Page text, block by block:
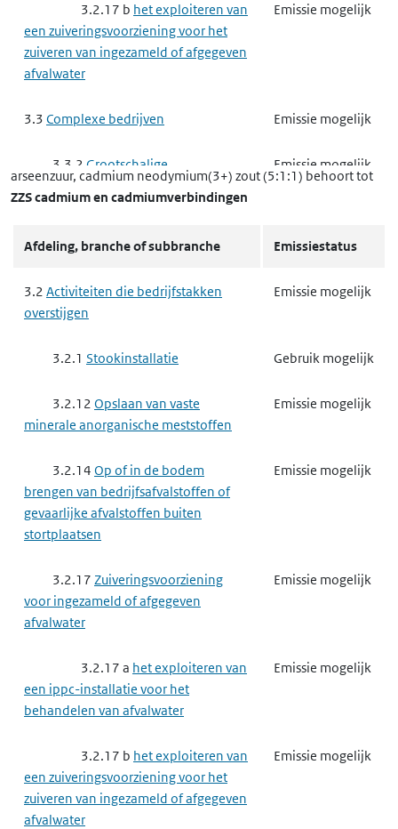
3.2.17 b het exploiteren van
een zuiveringsvoorziening voor het
zuiveren van ingezameld of afgegeven
afvalwater
Emissie mogelijk
3.3 Complexe bedrijven Emissie mogelijk
3.3.2 Grootschalige
Energieopwekking
Emissie mogelijk
Afvalwaterbehandeling
maken van steenkool of andere
3.3.6Basismetaal
3.3.6 ahet exploiteren van
een ippc-installatie voor het roosten
of sinteren van ertsen
Emissie mogelijk
een ippc-installatie voor het maken
van ijzer of staal
een andere milieubelastende
installatie voor het maken van ijzer of
staal
3.3.6 e het exploiteren van
een ippc-installatie voor het smelten
of gieten van ferrometalen
Emissie mogelijk
arseenzuur, cadmium neodymium(3+) zout (5:1:1) behoort tot
ZZS cadmium en cadmiumverbindingen
Afdeling, branche of subbranche Emissiestatus
3.2 Activiteiten die bedrijfstakken
overstijgen
Emissie mogelijk
3.2.1 Stookinstallatie Gebruik mogelijk
3.2.12 Opslaan van vaste
minerale anorganische meststoffen
Emissie mogelijk
3.2.14 Op of in de bodem
brengen van bedrijfsafvalstoffen of
gevaarlijke afvalstoffen buiten
stortplaatsen
Emissie mogelijk
3.2.17 Zuiveringsvoorziening
voor ingezameld of afgegeven
afvalwater
Emissie mogelijk
3.2.17 a het exploiteren van
een ippc-installatie voor het
behandelen van afvalwater
Emissie mogelijk
3.2.17 b het exploiteren van
een zuiveringsvoorziening voor het
zuiveren van ingezameld of afgegeven
afvalwater
Emissie mogelijk